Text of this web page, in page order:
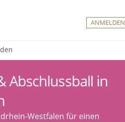
ANMELDEN
Abschlussball in
Westfalen für einen